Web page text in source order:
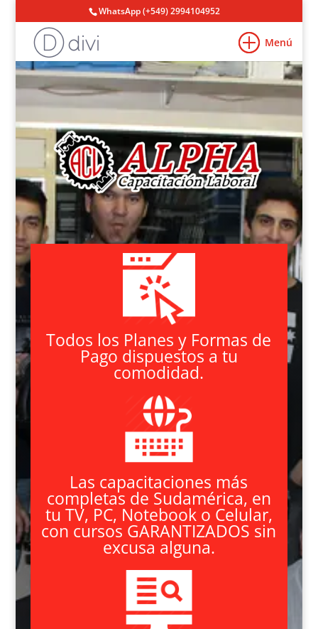
WhatsApp (+549) 2994104952
Todos los Planes y Formas de
Pago dispuestos a tu
comodidad.
Las capacitaciones más
completas de Sudamérica, en
tu TV, PC, Notebook o Celular,
con cursos GARANTIZADOS sin
excusa alguna.